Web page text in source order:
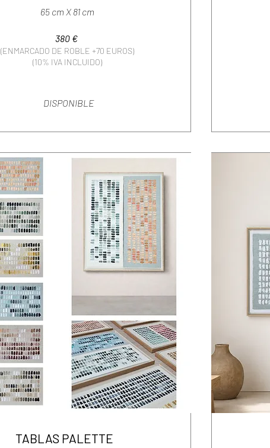
65 cm X 81 cm
380 €
(ENMARCADO DE ROBLE +70 EUROS)
(10% IVA INCLUIDO)
DISPONIBLE
TABLAS PALETTE